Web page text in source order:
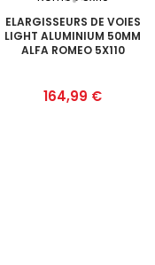
ELARGISSEURS DE VOIES
LIGHT ALUMINIUM 50MM
ALFA ROMEO 5X110
Prix
164,99 €